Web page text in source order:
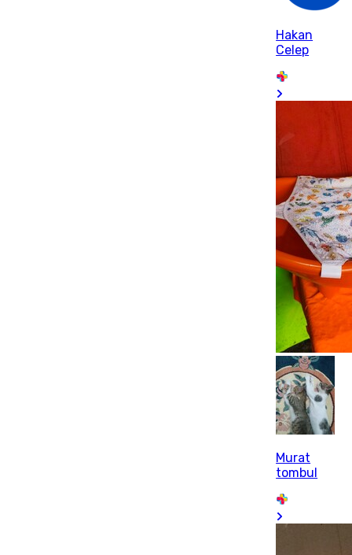
Hakan
Celep
Murat
tombul